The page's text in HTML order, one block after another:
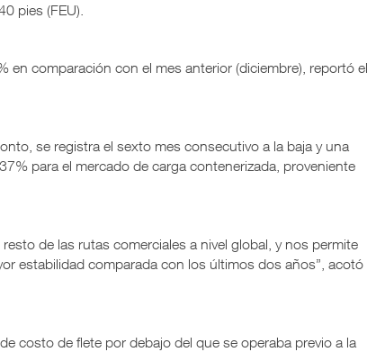
pies (FEU).
comparación con el mes anterior (diciembre), reportó el
se registra el sexto mes consecutivo a la baja y una
para el mercado de carga contenerizada, proveniente
de las rutas comerciales a nivel global, y nos permite
estabilidad comparada con los últimos dos años”, acotó
costo de flete por debajo del que se operaba previo a la